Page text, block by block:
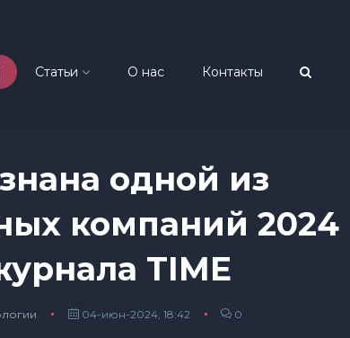
Статьи О нас Контакты
одной из
компаний 2024
TIME
04-июн-2024, 18:42 0